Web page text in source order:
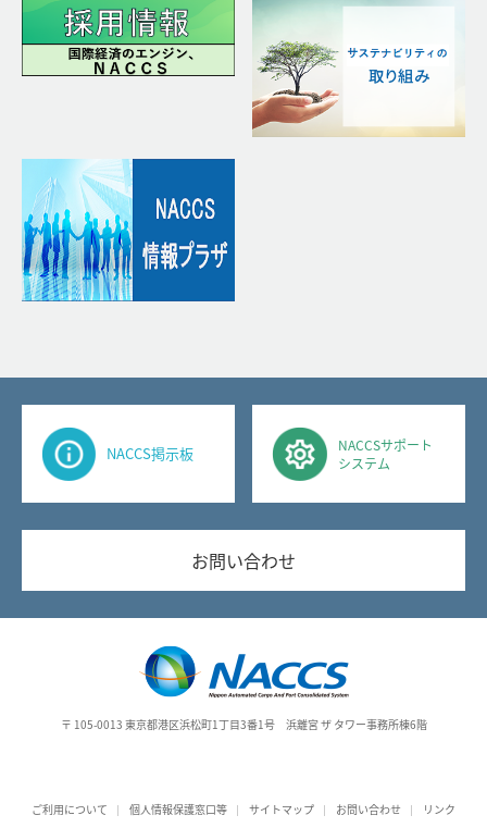
NACCS掲示板
NACCSサポート
システム
お問い合わせ
〒 105-0013 東京都港区浜松町1丁目3番1号 浜離宮 ザ タワー事務所棟6階
ご利⽤について 個人情報保護窓口等 サイトマップ お問い合わせ リンク